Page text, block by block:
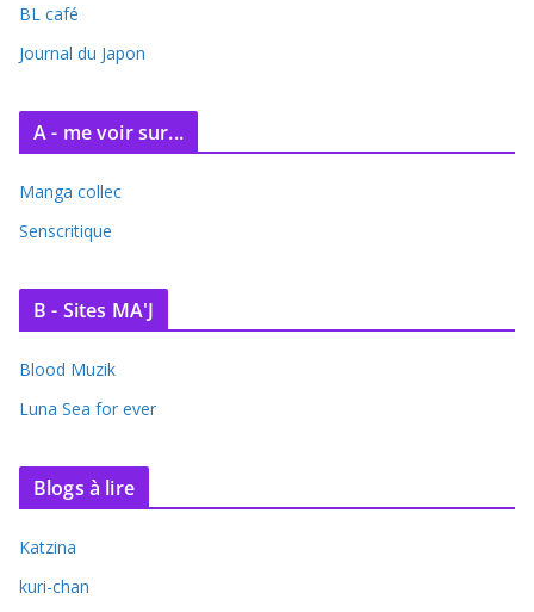
v
e
BL café
Journal du Japon
A - me voir sur...
Manga collec
Senscritique
B - Sites MA'J
Blood Muzik
Luna Sea for ever
Blogs à lire
Katzina
kuri-chan